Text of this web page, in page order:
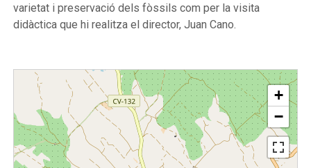
varietat i preservació dels fòssils com per la visita
didàctica que hi realitza el director, Juan Cano.
+
−